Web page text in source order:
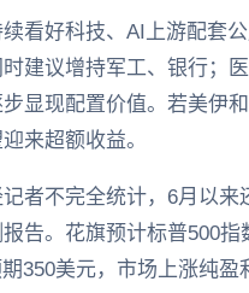
看好科技、AI上游配套
建议增持军工、银行；
显现配置价值。若美伊
来超额收益。
者不完全统计，6月以来
告。花旗预计标普500指
350美元，市场上涨纯盈